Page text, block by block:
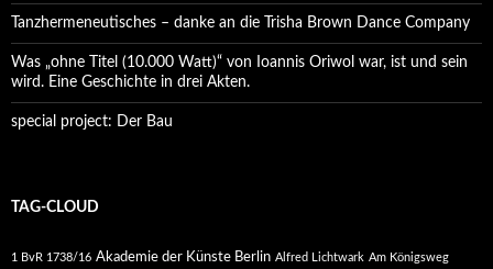
Tanzhermeneutisches – danke an die Trisha Brown Dance Company
Was „ohne Titel (10.000 Watt)“ von Ioannis Oriwol war, ist und sein
wird. Eine Geschichte in drei Akten.
special project: Der Bau
TAG-CLOUD
1 BvR 1738/16 Akademie der Künste Berlin Alfred Lichtwark Am Königsweg